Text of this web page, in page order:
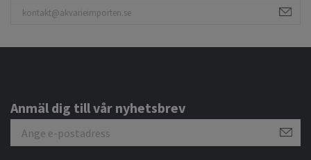
Anmäl dig till vår nyhetsbrev